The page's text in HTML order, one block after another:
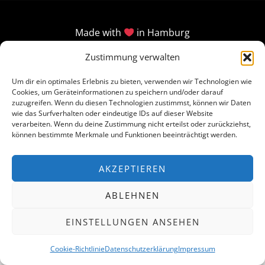
Zustimmung verwalten
Um dir ein optimales Erlebnis zu bieten, verwenden wir Technologien wie
Cookies, um Geräteinformationen zu speichern und/oder darauf
zuzugreifen. Wenn du diesen Technologien zustimmst, können wir Daten
wie das Surfverhalten oder eindeutige IDs auf dieser Website
verarbeiten. Wenn du deine Zustimmung nicht erteilst oder zurückziehst,
können bestimmte Merkmale und Funktionen beeinträchtigt werden.
AKZEPTIEREN
ABLEHNEN
EINSTELLUNGEN ANSEHEN
Cookie-RichtlinieDatenschutzerklärungImpressum
Made with in Hamburg